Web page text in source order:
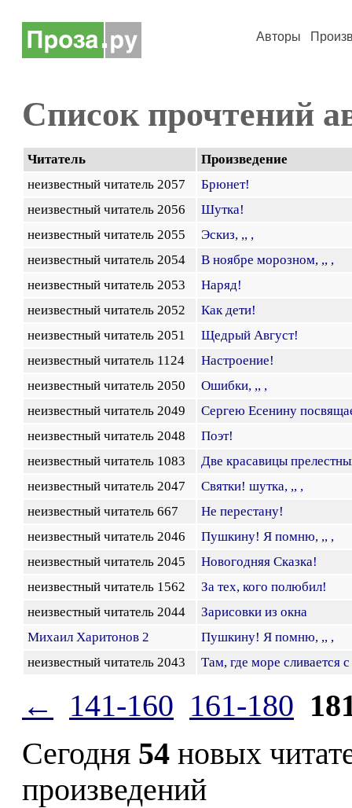
Авторы
Список прочтений
Читатель
Произведение
неизвестный читатель 2057
Брюнет!
неизвестный читатель 2056
Шутка!
неизвестный читатель 2055
Эскиз, ,, ,
неизвестный читатель 2054
В ноябре морозном, ,, ,
неизвестный читатель 2053
Наряд!
неизвестный читатель 2052
Как дети!
неизвестный читатель 2051
Щедрый Август!
неизвестный читатель 1124
Настроение!
неизвестный читатель 2050
Ошибки, ,, ,
неизвестный читатель 2049
Сергею Есенину
неизвестный читатель 2048
Поэт!
неизвестный читатель 1083
Две красавицы
неизвестный читатель 2047
Святки! шутка, ,, ,
неизвестный читатель 667
Не перестану!
неизвестный читатель 2046
Пушкину! Я помню, ,, ,
неизвестный читатель 2045
Новогодняя Сказка!
неизвестный читатель 1562
За тех, кого полюбил!
неизвестный читатель 2044
Зарисовки из окна
Михаил Харитонов 2
Пушкину! Я помню, ,, ,
неизвестный читатель 2043
Там, где море сливается
← 141-160 161-180
Сегодня 54 новых
произведений